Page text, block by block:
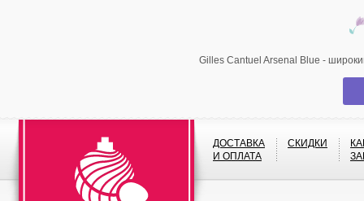
Gilles Cantuel Arsenal Blue -
ДОСТАВКА
И ОПЛАТА
СКИДКИ